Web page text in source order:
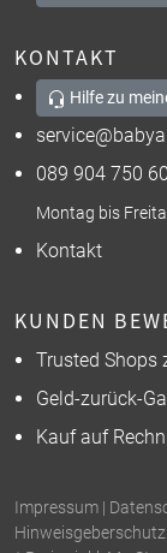
KONTAKT
Hilfe zu
089 904 750 60
Montag bis
Kontakt
KUNDEN
Trusted Shops
Geld-zurück-
Kauf auf
Impressum
Hinweisgeberschutz